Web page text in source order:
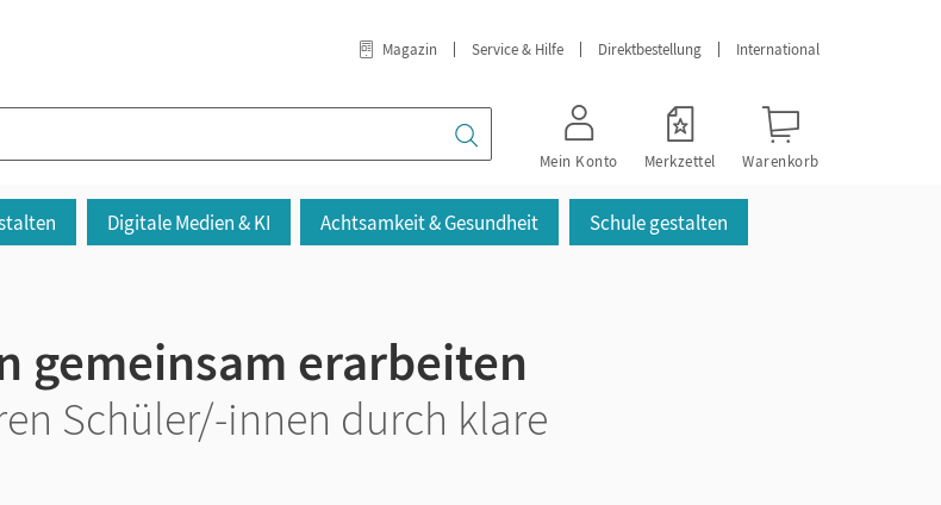
Magazin Service & Hilfe Direktbestellung International
Mein Konto Merkzettel Warenkorb
Digitale Medien & KI Achtsamkeit & Gesundheit Schule gestalten
gemeinsam erarbeiten
Schüler/-innen durch klare